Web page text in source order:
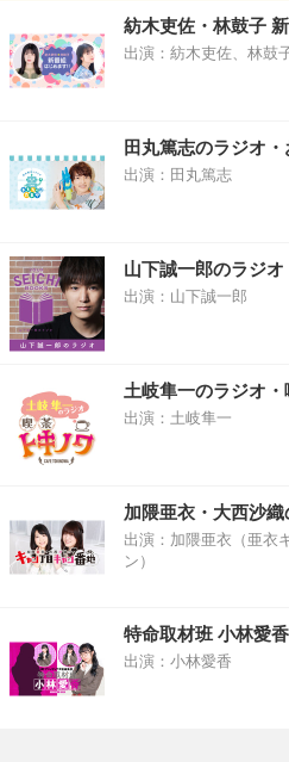
紡木吏佐・林鼓子
出演：紡木吏佐、林鼓
田丸篤志のラジオ
出演：田丸篤志
山下誠一郎のラジ
出演：山下誠一郎
土岐隼一のラジオ
出演：土岐隼一
加隈亜衣・大西沙
出演：加隈亜衣（亜衣
ン）
特命取材班 小林愛香
出演：小林愛香